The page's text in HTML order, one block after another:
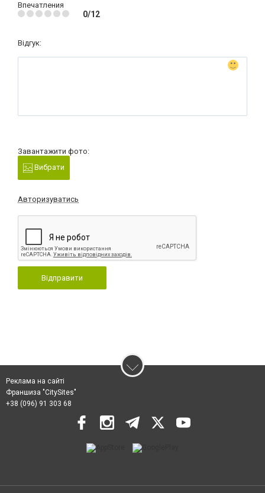
Впечатления
0/12
Відгук:
Завантажити фото:
Вибрати
Авторизуватись
Відправити
Реклама на сайті
Франшиза "CitySites"
+38 (096) 91 303 68